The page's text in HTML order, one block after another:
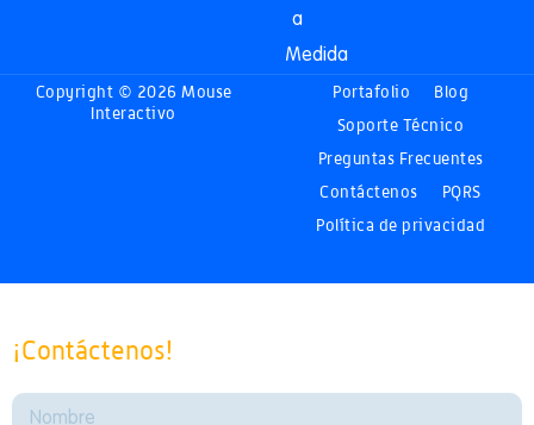
a
Medida
Copyright © 2026 Mouse
Interactivo
Portafolio
Blog
Soporte Técnico
Preguntas Frecuentes
Contáctenos
PQRS
Política de privacidad
¡Contáctenos!